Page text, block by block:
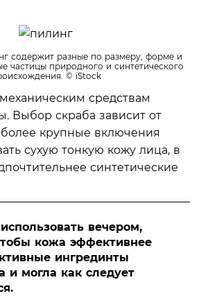
содержит разные по размеру, форме и
частицы природного и синтетического
© iStock
средствам
Выбор скраба зависит от
крупные включения
сухую тонкую кожу лица, в
синтетические
вечером,
кожа эффективнее
ингрединты
и могла как следует